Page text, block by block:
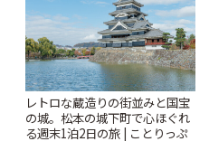
レトロな蔵造りの街並みと国宝
の城。松本の城下町で心ほぐれ
る週末1泊2日の旅 | ことりっぷ